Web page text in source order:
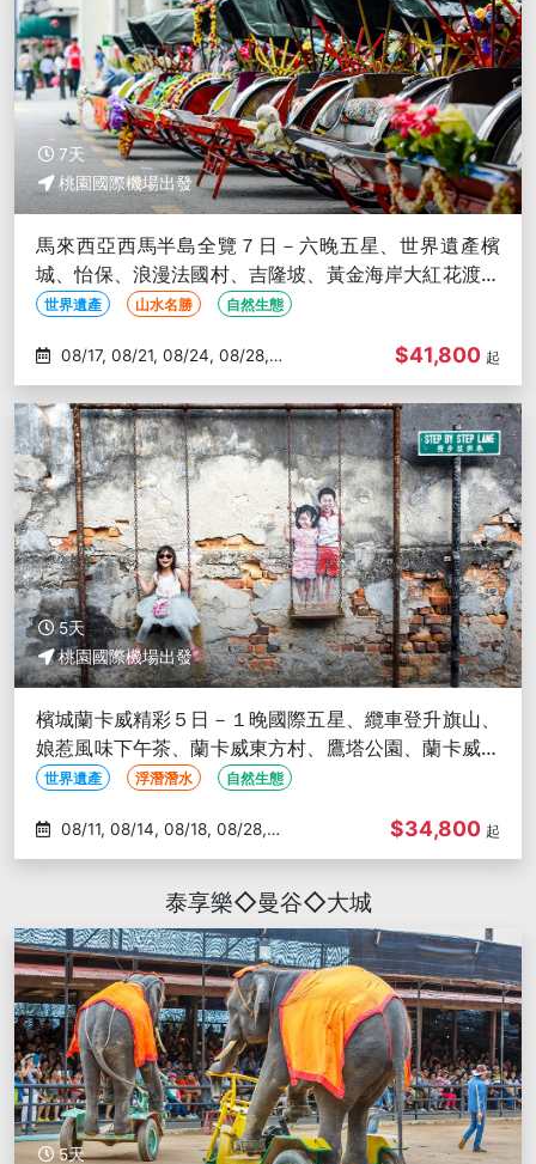
7天
桃園國際機場出發
馬來西亞西馬半島全覽７日－六晚五星、世界遺產檳
城、怡保、浪漫法國村、吉隆坡、黃金海岸大紅花渡假
村、世界遺產麻六甲
世界遺產 山水名勝 自然生態
08/31
$41,800 起
5天
桃園國際機場出發
檳城蘭卡威精彩５日－１晚國際五星、纜車登升旗山、
娘惹風味下午茶、蘭卡威東方村、鷹塔公園、蘭卡威跳
島出海遊、魔鏡彩繪街
世界遺產 浮潛潛水 自然生態
09/08
$34,800 起
泰享樂◇曼谷◇大城
5天